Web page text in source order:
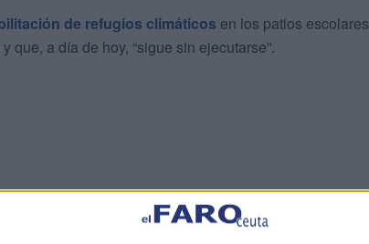
de refugios climáticos en los patios escolares
a día de hoy, “sigue sin ejecutarse”.